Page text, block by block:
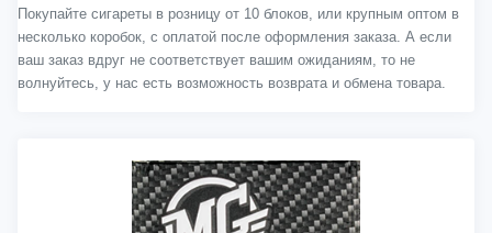
Покупайте сигареты в розницу от 10 блоков, или крупным оптом в
несколько коробок, с оплатой после оформления заказа. А если
ваш заказ вдруг не соответствует вашим ожиданиям, то не
волнуйтесь, у нас есть возможность возврата и обмена товара.